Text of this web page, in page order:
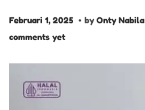
P
o
Februari 1, 2025 F. by Onty Nabila
comments yet